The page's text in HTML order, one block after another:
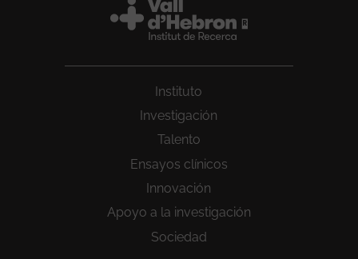
Instituto
Investigación
Talento
Ensayos clínicos
Innovación
Apoyo a la investigación
Sociedad